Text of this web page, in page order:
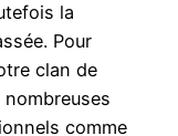
la
Pour
clan de
comme